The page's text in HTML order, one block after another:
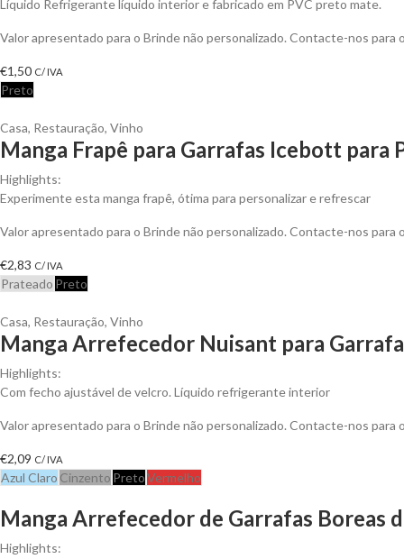
Líquido Refrigerante líquido interior e fabricado em PVC preto mate.
Valor apresentado para o Brinde não personalizado. Contacte-nos
€1,50 C/ IVA
Preto
Casa, Restauração, Vinho
Manga Frapê para Garrafas Icebott para
Highlights:
Experimente esta manga frapê, ótima para personalizar e refrescar
Valor apresentado para o Brinde não personalizado. Contacte-nos
€2,83 C/ IVA
Prateado Preto
Casa, Restauração, Vinho
Manga Arrefecedor Nuisant para
Highlights:
Com fecho ajustável de velcro. Líquido refrigerante interior
Valor apresentado para o Brinde não personalizado. Contacte-nos
€2,09 C/ IVA
Azul Claro Cinzento PretoVermelho
Manga Arrefecedor de Garrafas Boreas
Highlights: